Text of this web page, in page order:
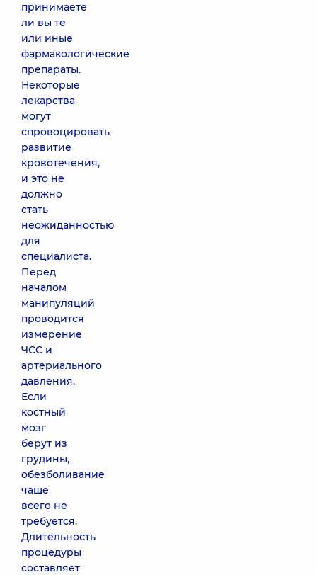
принимаете
ли вы те
или иные
фармакологические
препараты.
Некоторые
лекарства
могут
спровоцировать
развитие
кровотечения,
и это не
должно
стать
неожиданностью
для
специалиста.
Перед
началом
манипуляций
проводится
измерение
ЧСС и
артериального
давления.
Если
костный
мозг
берут из
грудины,
обезболивание
чаще
всего не
требуется.
Длительность
процедуры
составляет